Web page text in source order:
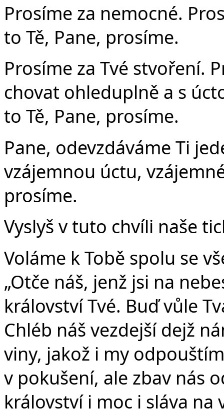
Prosíme za nemocné.
to Tě, Pane, prosíme.
Prosíme za Tvé stvoření.
chovat ohleduplně a s
to Tě, Pane, prosíme.
Pane, odevzdáváme Ti
vzájemnou úctu,
prosíme.
Vyslyš v tuto chvíli naše
Voláme k Tobě spolu se
„Otče náš, jenž jsi na
království Tvé. Buď vůle
Chléb náš vezdejší dejž
viny, jakož i my
v pokušení, ale zbav nás
království i moc i sláva na